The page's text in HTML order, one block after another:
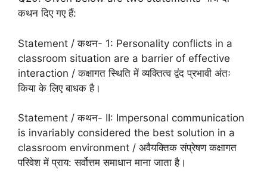
कथन दिए गए हैं:
Statement / कथन- 1: Personality conflicts in a
classroom situation are a barrier of effective
interaction / कक्षागत स्थिति में व्यक्तित्व द्वंद प्रभावी अंतः
किया के लिए बाधक है।
Statement / कथन- II: Impersonal communication
is invariably considered the best solution in a
classroom environment / अवैयक्तिक संप्रेषण कक्षागत
परिवेश में प्राय: सर्वोत्तम समाधान माना जाता है।